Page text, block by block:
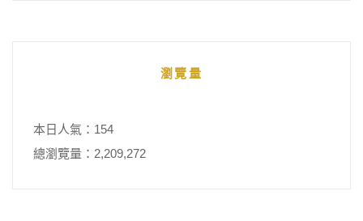
瀏覽量
本日人氣：154
總瀏覽量：2,209,272